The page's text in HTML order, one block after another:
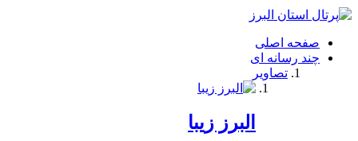
فصد
شرق
تهران
خشکشویی
صفحه اصلی
چند رسانه ای
تصاویر
البرز زیبا